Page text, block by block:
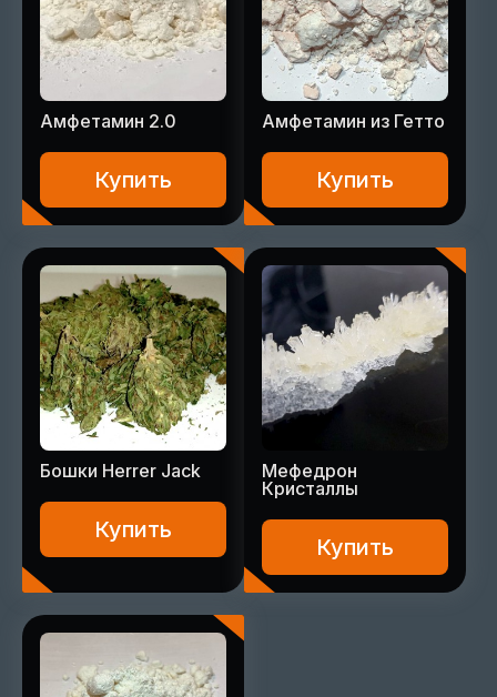
Амфетамин 2.0
Купить
Амфетамин из Гетто
Купить
Бошки Herrer Jack
Купить
Мефедрон
Кристаллы
Купить